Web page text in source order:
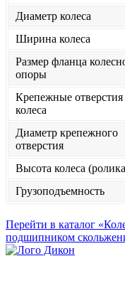
Диаметр колеса
Ширина колеса
Размер фланца
опоры
Крепежные отверстия
колеса
Диаметр крепежного
отверстия
Высота колеса
Грузоподъемность
Перейти в каталог
подшипником